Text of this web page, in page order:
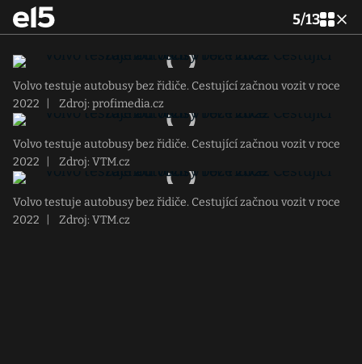
5/13
Volvo testuje autobusy bez řidiče. Cestující začnou vozit v roce
2022
Zdroj: profimedia.cz
Volvo testuje autobusy bez řidiče. Cestující začnou vozit v roce
2022
Zdroj: VTM.cz
Volvo testuje autobusy bez řidiče. Cestující začnou vozit v roce
2022
Zdroj: VTM.cz